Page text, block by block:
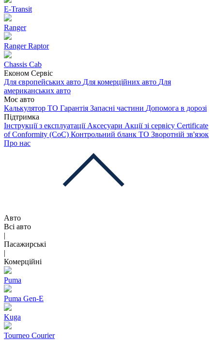
E-Transit
Ranger
Ranger Raptor
Chassis Cab
Економ Сервіс
Для європейських авто Для комерційних авто Для
американських авто
Моє авто
Калькулятор ТО Гарантія Запасні частини Допомога в дорозі
Підтримка
Інструкції з експлуатації Аксесуари Акції зі сервісу Certificate
of Conformity (CoC) Контрольний бланк ТО Зворотній зв'язок
Про нас
Авто
Всі авто
|
Пасажирські
|
Комерційні
Puma
Puma Gen‑E
Kuga
Tourneo Courier